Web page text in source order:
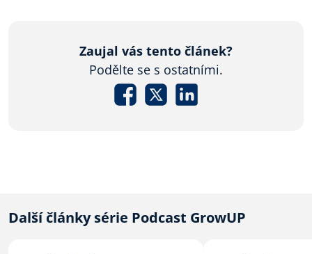
Zaujal vás tento článek?
Podělte se s ostatními.
Další články série Podcast GrowUP